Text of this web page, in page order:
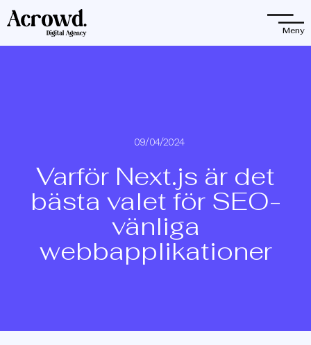
Observera:
Denna
Meny
09/04/2024
Varför Next.js är det
bästa valet för SEO-
vänliga
webbapplikationer